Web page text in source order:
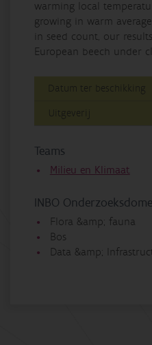
warming local
growing in warm
in seed count, our
European beech under
Datum ter beschikking
Uitgeverij
Teams
Milieu en Klimaat
INBO
Flora &amp; fauna
Bos
Data &amp;